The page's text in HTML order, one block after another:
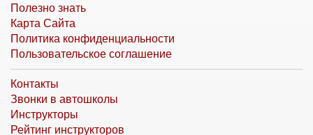
Полезно знать
Карта Сайта
Политика конфиденциальности
Пользовательское соглашение
Контакты
Звонки в автошколы
Инструкторы
Рейтинг инструкторов